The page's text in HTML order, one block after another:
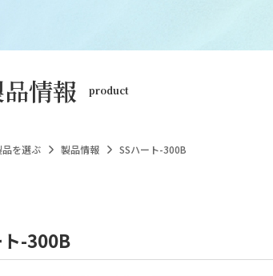
情報 product
品を選ぶ 製品情報 SSハート-300B
-300B